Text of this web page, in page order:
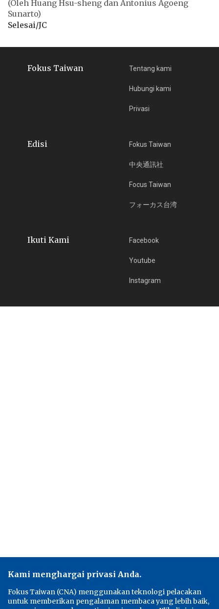
(Oleh Huang Hsu-sheng dan Antonius Agoeng
Sunarto)
Selesai/JC
Fokus Taiwan Tentang kami
Hubungi kami
Privasi
Edisi Fokus Taiwan
中央通訊社
Focus Taiwan
フォーカス台湾
Ikuti Kami Facebook
Youtube
Instagram
Kami menghargai privasi Anda.
Fokus Taiwan (CNA) menggunakan teknologi pelacakan
untuk memberikan pengalaman membaca yang lebih baik,